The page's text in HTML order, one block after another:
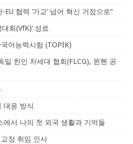
협력 ‘가교’ 넘어 혁신 거점으로”
회(VfK)’ 성료
어능력시험 (TOPIK)
일 한인 차세대 협회(FLCG), 뮌헨 공
대응 방식
서 나의 첫 외국 생활과 기억들
장 취임 인사